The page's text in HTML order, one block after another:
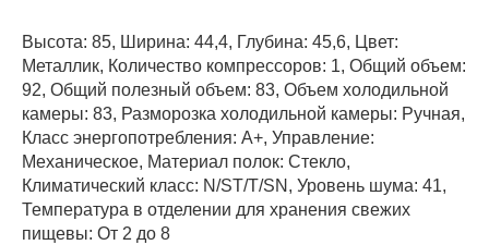
Высота: 85, Ширина: 44,4, Глубина: 45,6, Цвет:
Металлик, Количество компрессоров: 1, Общий объем:
92, Общий полезный объем: 83, Объем холодильной
камеры: 83, Разморозка холодильной камеры: Ручная,
Класс энергопотребления: А+, Управление:
Механическое, Материал полок: Стекло,
Климатический класс: N/ST/T/SN, Уровень шума: 41,
Температура в отделении для хранения свежих
пищевы: От 2 до 8